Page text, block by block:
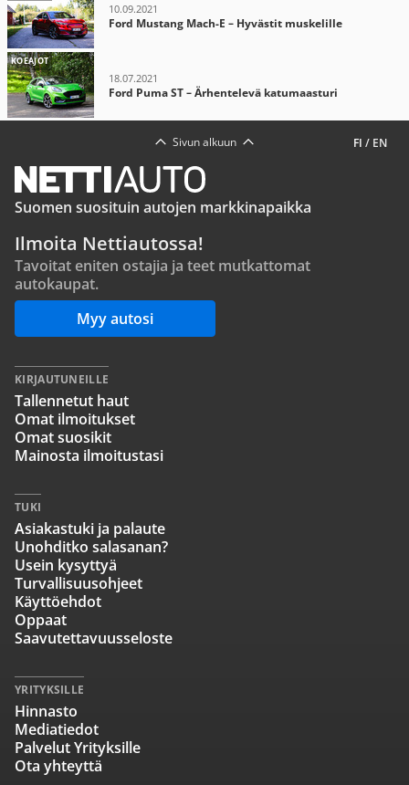
10.09.2021
Ford Mustang Mach-E – Hyvästit muskelille
KOEAJOT
18.07.2021
Ford Puma ST – Ärhentelevä katumaasturi
FI / EN
Sivun alkuun
Suomen suosituin autojen markkinapaikka
Ilmoita Nettiautossa!
Tavoitat eniten ostajia ja teet mutkattomat
autokaupat.
Myy autosi
KIRJAUTUNEILLE
Tallennetut haut
Omat ilmoitukset
Omat suosikit
Mainosta ilmoitustasi
TUKI
Asiakastuki ja palaute
Unohditko salasanan?
Usein kysyttyä
Turvallisuusohjeet
Käyttöehdot
Oppaat
Saavutettavuusseloste
YRITYKSILLE
Hinnasto
Mediatiedot
Palvelut Yrityksille
Ota yhteyttä